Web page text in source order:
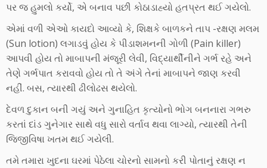
પર જ હુમલો કર્યો, એ બનાવ પછી કોઠાડાહ્યો હતપ્રત થઈ ગયેલો.
એમાં વળી એઓ કાયદો આવ્યો કે, શિક્ષકે બાળકને તાપ -રક્ષણ મલમ
(Sun lotion) લગાડવું હોય કે પીડાશમનની ગોળી (Pain killer)
આપવી હોય તો માબાપની મંજૂરી લેવી, વિદ્યાર્થીનીને ગર્ભ રહે અને
તેણે ગર્ભપાત કરાવવો હોય તો તે અંગે તેનાં માબાપને જાણ કરવી
નહીં. બસ, ત્યારથી ઢીલોઢસ થયેલો.
દેવળ દુકાન બની ગયું અને ગુનાહિત કૃત્યોનો ભોગ બનનારા ગભરુ
કરતાં દાંડ ગુનેગાર સાથે વધુ સારો વર્તાવ થવા લાગ્યો, ત્યારથી તેની
જિજીવિષા ખતમ થઈ ગયેલી.
તમે તમારા ખુદના ઘરમાં પેઠેલા ચોરનો સામનો કરી પોતાનું રક્ષણ ન